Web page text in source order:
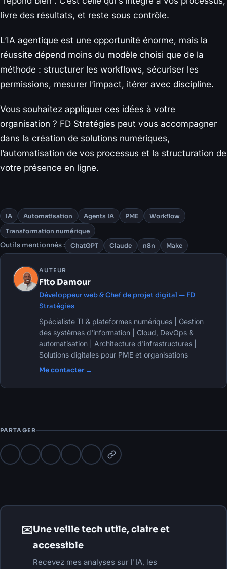
livre des résultats, et reste sous contrôle.
L’IA agentique est une opportunité énorme, mais la
réussite dépend moins du modèle choisi que de la
méthode : structurer les workflows, sécuriser les
permissions, mesurer l’impact, itérer avec discipline.
Vous souhaitez appliquer ces idées à votre
organisation ? FD Stratégies peut vous accompagner
dans la création de solutions numériques,
l’automatisation de vos processus et la structuration de
votre présence en ligne.
IA Automatisation Agents IA PME
Workflow
Transformation numérique
Outils mentionnés : ChatGPT Claude n8n Make
AUTEUR
Fito Damour
Développeur web & Chef de projet digital — FD
Stratégies
Spécialiste TI & plateformes numériques | Gestion
des systèmes d'information | Cloud, DevOps &
automatisation | Architecture d'infrastructures |
Solutions digitales pour PME et organisations
Me contacter →
PARTAGER
✉Une veille tech utile, claire et
accessible
Recevez mes analyses sur l'IA, les